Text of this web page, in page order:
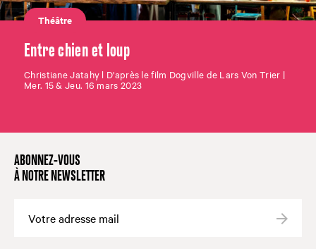
Théâtre
Entre chien et loup
Christiane Jatahy l D'après le film Dogville de Lars Von Trier |
Mer. 15 & Jeu. 16 mars 2023
ABONNEZ-VOUS
À NOTRE NEWSLETTER